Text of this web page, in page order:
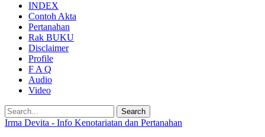
INDEX
Contoh Akta
Pertanahan
Rak BUKU
Disclaimer
Profile
F A Q
Audio
Video
Irma Devita - Info Kenotariatan dan Pertanahan